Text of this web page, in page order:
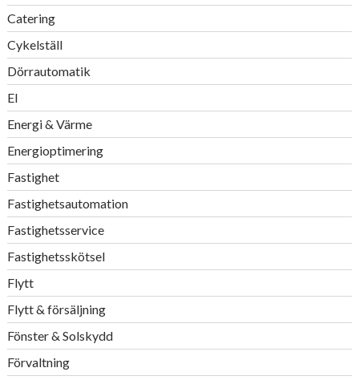
Catering
Cykelställ
Dörrautomatik
El
Energi & Värme
Energioptimering
Fastighet
Fastighetsautomation
Fastighetsservice
Fastighetsskötsel
Flytt
Flytt & försäljning
Fönster & Solskydd
Förvaltning